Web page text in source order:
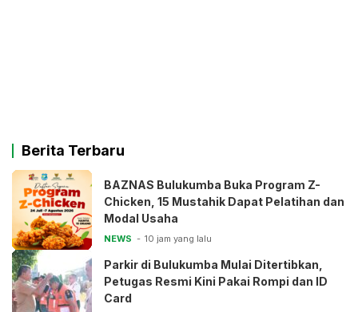
Berita Terbaru
BAZNAS Bulukumba Buka Program Z-
Chicken, 15 Mustahik Dapat Pelatihan dan
Modal Usaha
NEWS 10 jam yang lalu
Parkir di Bulukumba Mulai Ditertibkan,
Petugas Resmi Kini Pakai Rompi dan ID
Card